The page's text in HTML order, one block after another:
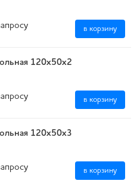
в корзину
120х50х2
в корзину
120х50х3
в корзину